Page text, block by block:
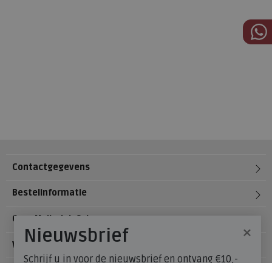
Contactgegevens
Bestelinformatie
Over Meijerink Schoenen
Voetzorg
×
Nieuwsbrief
Schrijf u in voor de nieuwsbrief en ontvang €10,-